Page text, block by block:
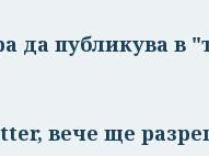
да публикува в
вече ще